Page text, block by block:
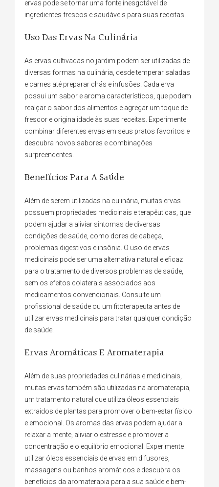
ervas pode se tornar uma fonte inesgotável de
ingredientes frescos e saudáveis para suas receitas.
Uso Das Ervas Na Culinária
As ervas cultivadas no jardim podem ser utilizadas de
diversas formas na culinária, desde temperar saladas
e carnes até preparar chás e infusões. Cada erva
possui um sabor e aroma característicos, que podem
realçar o sabor dos alimentos e agregar um toque de
frescor e originalidade às suas receitas. Experimente
combinar diferentes ervas em seus pratos favoritos e
descubra novos sabores e combinações
surpreendentes.
Benefícios Para A Saúde
Além de serem utilizadas na culinária, muitas ervas
possuem propriedades medicinais e terapêuticas, que
podem ajudar a aliviar sintomas de diversas
condições de saúde, como dores de cabeça,
problemas digestivos e insônia. O uso de ervas
medicinais pode ser uma alternativa natural e eficaz
para o tratamento de diversos problemas de saúde,
sem os efeitos colaterais associados aos
medicamentos convencionais. Consulte um
profissional de saúde ou um fitoterapeuta antes de
utilizar ervas medicinais para tratar qualquer condição
de saúde.
Ervas Aromáticas E Aromaterapia
Além de suas propriedades culinárias e medicinais,
muitas ervas também são utilizadas na aromaterapia,
um tratamento natural que utiliza óleos essenciais
extraídos de plantas para promover o bem-estar físico
e emocional. Os aromas das ervas podem ajudar a
relaxar a mente, aliviar o estresse e promover a
concentração e o equilíbrio emocional. Experimente
utilizar óleos essenciais de ervas em difusores,
massagens ou banhos aromáticos e descubra os
benefícios da aromaterapia para a sua saúde e bem-